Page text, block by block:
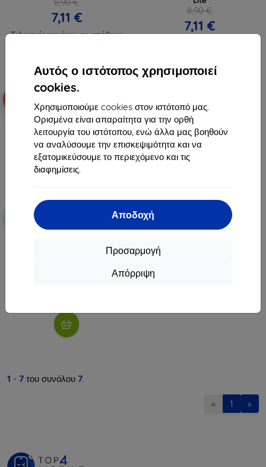
Αυτός ο ιστότοπος χρησιμοποιεί
cookies.
Χρησιμοποιούμε cookies στον ιστότοπό μας.
Ορισμένα είναι απαραίτητα για την ορθή
λειτουργία του ιστότοπου, ενώ άλλα μας βοηθούν
να αναλύσουμε την επισκεψιμότητα και να
εξατομικεύσουμε το περιεχόμενο και τις
διαφημίσεις.
Αποδοχή
Προσαρμογή
Απόρριψη
7,11 €
Τελευταίο τεμάχιο σε απόθεμα
8,90 €
7,11 €
Έκπτωση
κουπόνι
EXTRA10
3MK FlexibleGlass για Doogee
1 - 7 του συνόλου 7.
« 1 »